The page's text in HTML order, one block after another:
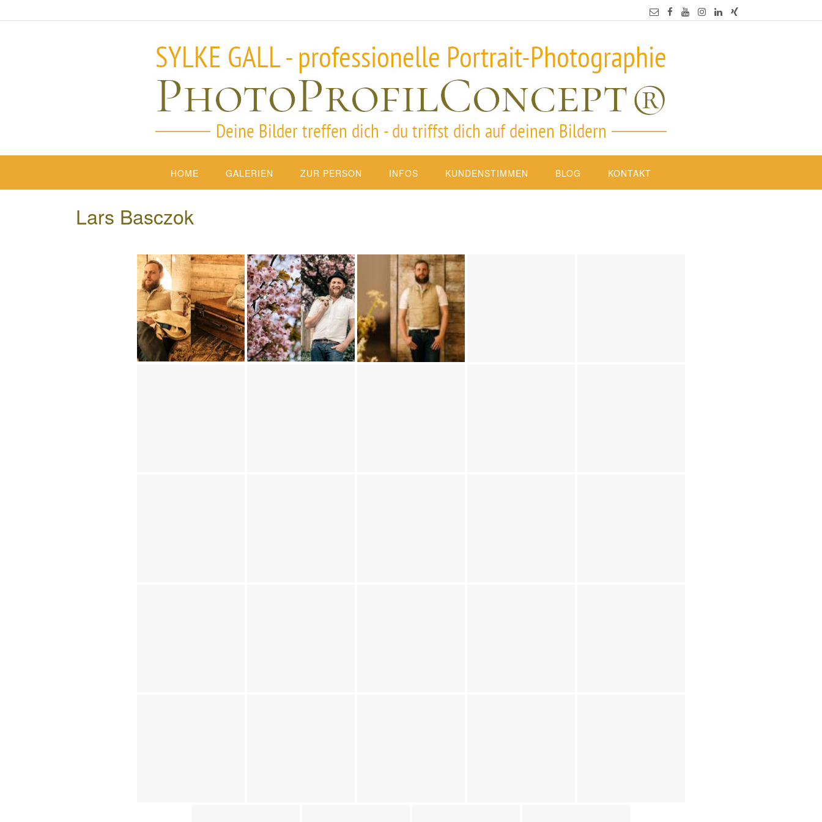
HOME GALERIEN ZUR PERSON INFOS KUNDENSTIMMEN BLOG KONTAKT
Lars Basczok